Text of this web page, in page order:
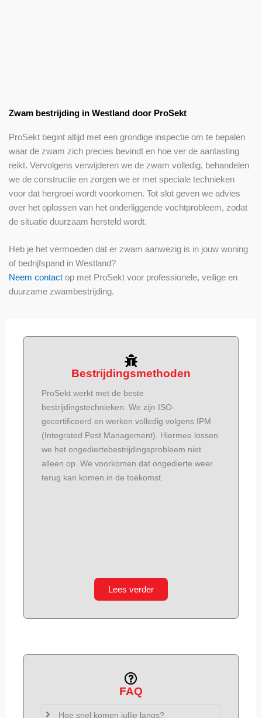
Zwam bestrijding in Westland door ProSekt
ProSekt begint altijd met een grondige inspectie om te bepalen
waar de zwam zich precies bevindt en hoe ver de aantasting
reikt. Vervolgens verwijderen we de zwam volledig, behandelen
we de constructie en zorgen we er met speciale technieken
voor dat hergroei wordt voorkomen. Tot slot geven we advies
over het oplossen van het onderliggende vochtprobleem, zodat
de situatie duurzaam hersteld wordt.
Heb je het vermoeden dat er zwam aanwezig is in jouw woning
of bedrijfspand in Westland?
Neem contact op met ProSekt voor professionele, veilige en
duurzame zwambestrijding.
Bestrijdingsmethoden
ProSekt werkt met de beste
bestrijdingstechnieken. We zijn ISO-
gecertificeerd en werken volledig volgens IPM
(Integrated Pest Management). Hiermee lossen
we het ongediertebestrijdingsprobleem niet
alleen op. We voorkomen dat ongedierte weer
terug kan komen in de toekomst.
Lees verder
FAQ
Hoe snel komen jullie langs?